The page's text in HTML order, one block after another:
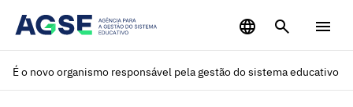
É o novo organismo responsável pela gestão do sistema educativo